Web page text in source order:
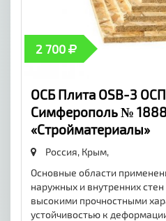
2 700
ОСБ Плита OSB-3
Симферополь №
«Стройматериалы»
Россия, Крым,
Основные области
наружных и внутренних
высокими прочностными
устойчивостью к